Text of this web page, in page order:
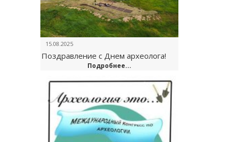
15.08.2025
Поздравление с Днем археолога!
Подробнее...